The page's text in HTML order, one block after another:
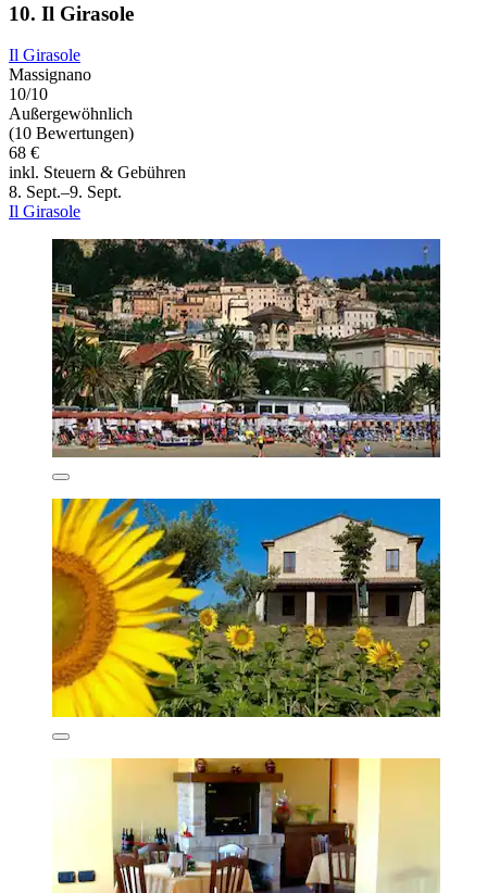
10. Il Girasole
Il Girasole
Massignano
10/10
Außergewöhnlich
(10 Bewertungen)
68 €
inkl. Steuern & Gebühren
8. Sept.–9. Sept.
Il Girasole